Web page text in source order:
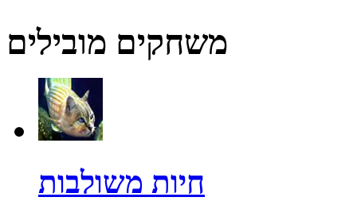
משחקים מובילים
חיות משולבות